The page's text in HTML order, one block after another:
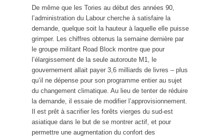
De même que les Tories au début des années 90,
l’administration du Labour cherche à satisfaire la
demande, quelque soit la hauteur à laquelle elle puisse
grimper. Les chiffres obtenus la semaine dernière par
le groupe militant Road Block montre que pour
l’élargissement de la seule autoroute M1, le
gouvernement allait payer 3,6 milliards de livres – plus
qu’il ne dépense pour son programme entier au sujet
du changement climatique. Au lieu de tenter de réduire
la demande, il essaie de modifier l’approvisionnement.
Il est prêt à sacrifier les forêts vierges du sud-est
asiatique dans le but de se montrer actif, et pour
permettre une augmentation du confort des